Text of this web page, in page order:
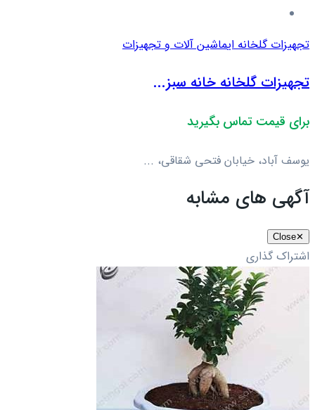
تجهیزات گلخانه ایماشین آلات و تجهیزات
تجهیزات گلخانه خانه سبز...
برای قیمت تماس بگیرید
یوسف آباد، خیابان فتحی شقاقی، ...
آگهی های مشابه
✕
Close
اشتراک گذاری